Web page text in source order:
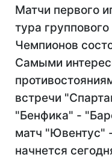
Матчи первого
тура
Чемпионов
Самыми
встречи
"Бенфика" -
матч "Ювентус"
начнется